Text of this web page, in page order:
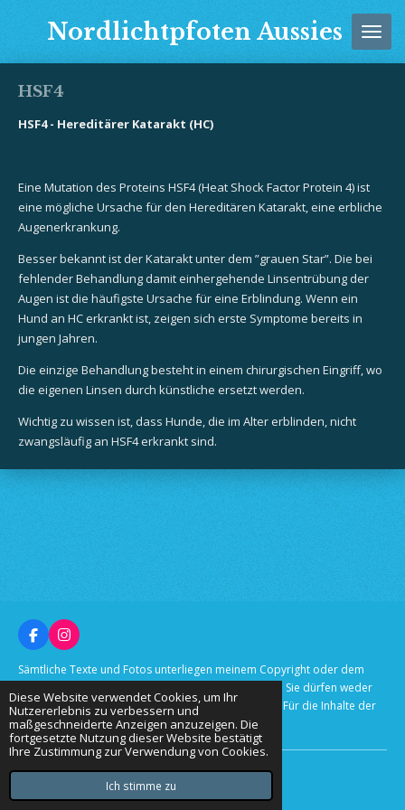
Diese Website verwendet Cookies, um Ihr
Nutzererlebnis zu verbessern und
maßgeschneiderte Anzeigen anzuzeigen. Die
fortgesetzte Nutzung dieser Website bestätigt
Ihre Zustimmung zur Verwendung von Cookies.
Ich stimme zu
HauptinhaltNordlichtpfoten Aussies
HSF4
HSF4 - Hereditärer Katarakt (HC)
Eine Mutation des Proteins HSF4 (Heat Shock Factor Protein 4) ist
eine mögliche Ursache für den Hereditären Katarakt, eine erbliche
Augenerkrankung.
Besser bekannt ist der Katarakt unter dem ”grauen Star”. Die bei
fehlender Behandlung damit einhergehende Linsentrübung der
Augen ist die häufigste Ursache für eine Erblindung. Wenn ein
Hund an HC erkrankt ist, zeigen sich erste Symptome bereits in
jungen Jahren.
Die einzige Behandlung besteht in einem chirurgischen Eingriff, wo
die eigenen Linsen durch künstliche ersetzt werden.
Wichtig zu wissen ist, dass Hunde, die im Alter erblinden, nicht
zwangsläufig an HSF4 erkrankt sind.
F
a
c
e
b
o
o
k
I
n
s
t
a
g
r
a
m
Sämtliche Texte und Fotos unterliegen meinem Copyright oder dem
Fotografen, der/die unter den Bildern genannt wird. Sie dürfen weder
vervielfältigt, noch woanders veröffentlicht werden! Für die Inhalte der
verlinkten Seiten bin ich nicht verantwortlich.
Mit Unterstützung von Webador